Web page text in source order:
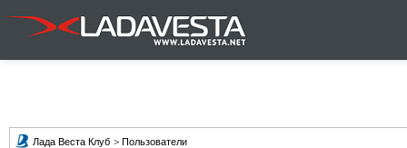
Лада Веста Клуб > Пользователи